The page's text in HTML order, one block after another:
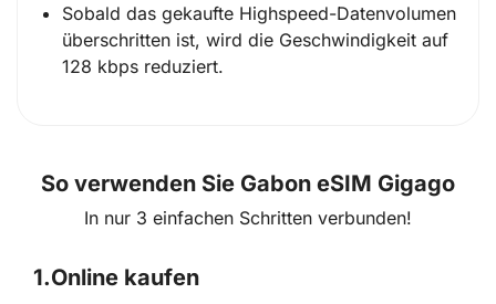
Sobald das gekaufte Highspeed-Datenvolumen
überschritten ist, wird die Geschwindigkeit auf
128 kbps reduziert.
So verwenden Sie Gabon eSIM Gigago
In nur 3 einfachen Schritten verbunden!
1.Online kaufen